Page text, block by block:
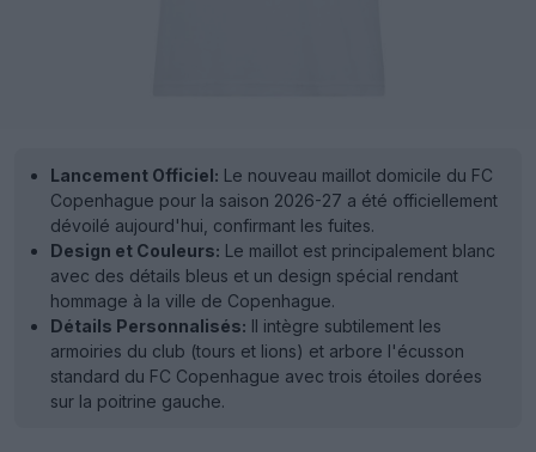
Lancement Officiel: Le nouveau maillot domicile du FC
Copenhague pour la saison 2026-27 a été officiellement
dévoilé aujourd'hui, confirmant les fuites.
Design et Couleurs: Le maillot est principalement blanc
avec des détails bleus et un design spécial rendant
hommage à la ville de Copenhague.
Détails Personnalisés: Il intègre subtilement les
armoiries du club (tours et lions) et arbore l'écusson
standard du FC Copenhague avec trois étoiles dorées
sur la poitrine gauche.